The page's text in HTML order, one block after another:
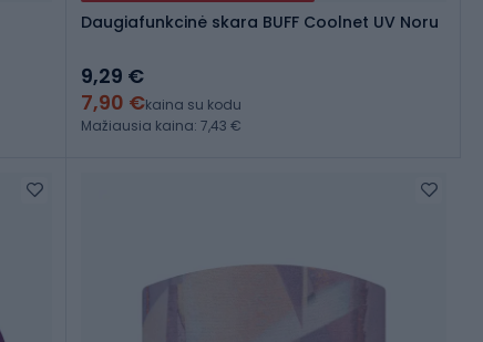
Daugiafunkcinė skara BUFF Coolnet UV Noru
9,29 €
7,90 €kaina su kodu
Mažiausia kaina: 7,43 €